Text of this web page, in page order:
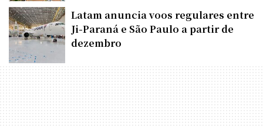
Latam anuncia voos regulares entre
Ji-Paraná e São Paulo a partir de
dezembro